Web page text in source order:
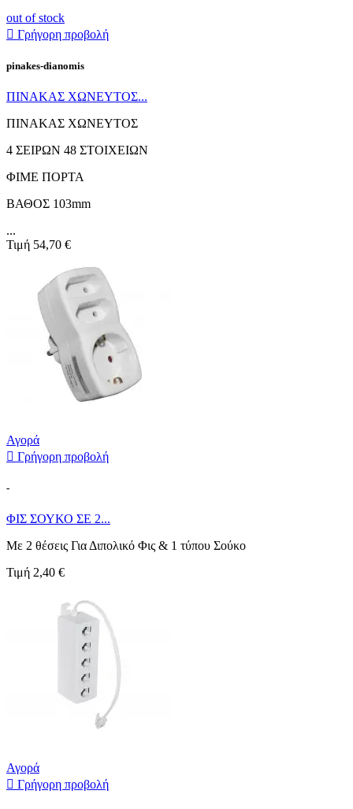
out of stock
 Γρήγορη προβολή
pinakes-dianomis
ΠΙΝΑΚΑΣ ΧΩΝΕΥΤΟΣ...
ΠΙΝΑΚΑΣ ΧΩΝΕΥΤΟΣ
4 ΣΕΙΡΩΝ 48 ΣΤΟΙΧΕΙΩΝ
ΦΙΜΕ ΠΟΡΤΑ
ΒΑΘΟΣ 103mm
...
Τιμή 54,70 €
Αγορά
 Γρήγορη προβολή
-
ΦΙΣ ΣΟΥΚΟ ΣΕ 2...
Με 2 θέσεις Για Διπολικό Φις & 1 τύπου Σούκο
Τιμή 2,40 €
Αγορά
 Γρήγορη προβολή